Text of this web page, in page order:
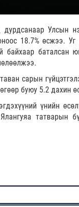
Улсын
18.7% өсжээ.
байхаар баталсан
сарын
буюу 5.2 дахин
үнийн
татварын